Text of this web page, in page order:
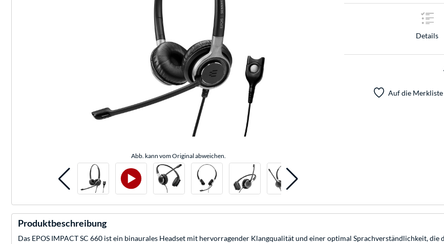
Abb. kann vom Original abweichen.
Details
Auf die Merkliste
Produktbeschreibung
Das EPOS IMPACT SC 660 ist ein binaurales Headset mit hervorragender Klangqualität und einer optimal Sprachverständlichkeit,